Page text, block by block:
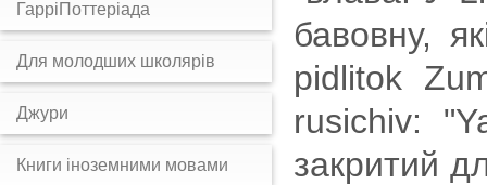
бавовну,
pidlitok
rusichiv:
закритий
ГарріПоттеріада
Для молодших школярів
Джури
Книги іноземними мовами